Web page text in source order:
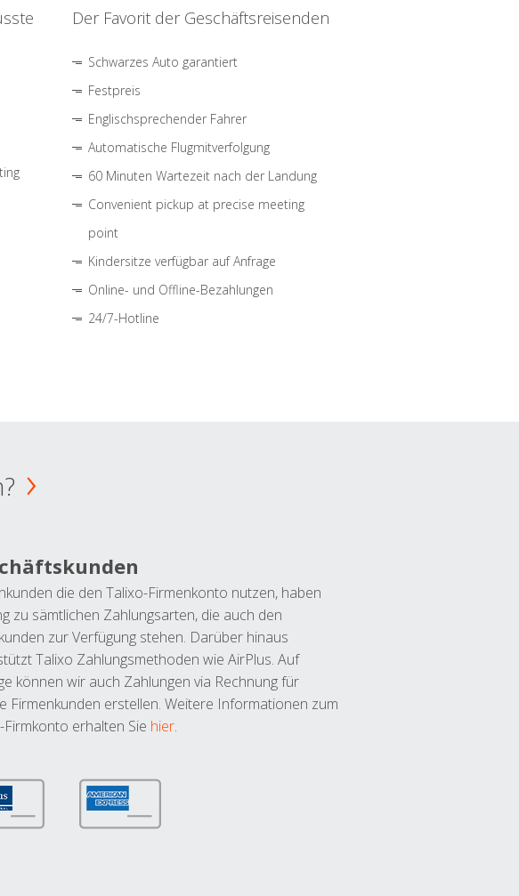
Der Favorit der Geschäftsreisenden
Schwarzes Auto garantiert
Festpreis
Englischsprechender Fahrer
Automatische Flugmitverfolgung
60 Minuten Wartezeit nach der Landung
Convenient pickup at precise meeting
point
Kindersitze verfügbar auf Anfrage
Online- und Offline-Bezahlungen
24/7-Hotline
die den Talixo-Firmenkonto nutzen, haben
zu sämtlichen Zahlungsarten, die auch den
zur Verfügung stehen. Darüber hinaus
Talixo Zahlungsmethoden wie AirPlus. Auf
können wir auch Zahlungen via Rechnung für
Firmenkunden erstellen. Weitere Informationen zum
Firmkonto erhalten Sie hier.